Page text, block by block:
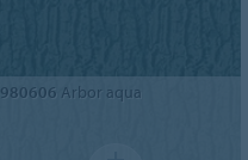
980606 Arbor aqua